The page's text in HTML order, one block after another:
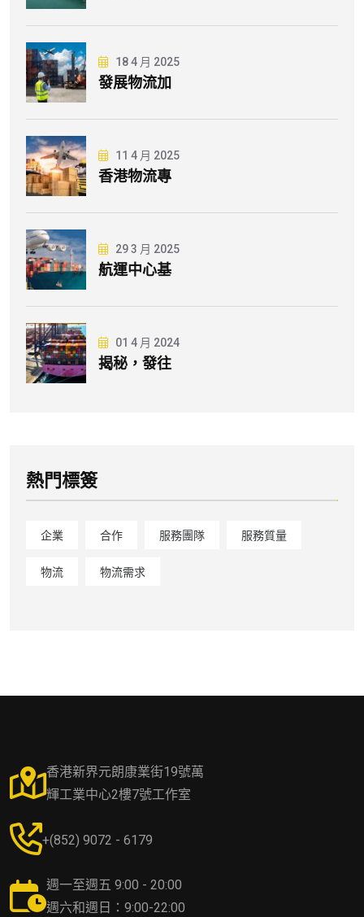
18 4 月 2025
發展物流加
11 4 月 2025
香港物流專
29 3 月 2025
航運中心基
01 4 月 2024
揭秘，發往
熱門標簽
企業 合作 服務團隊 服務質量
物流 物流需求
香港新界元朗康業街19號萬
輝工業中心2樓7號工作室
+(852) 9072 - 6179
週一至週五 9:00 - 20:00
週六和週日：9:00-22:00